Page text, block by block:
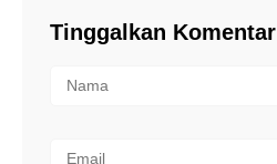
Tinggalkan Komentar